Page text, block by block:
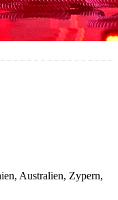
Australien, Zypern,